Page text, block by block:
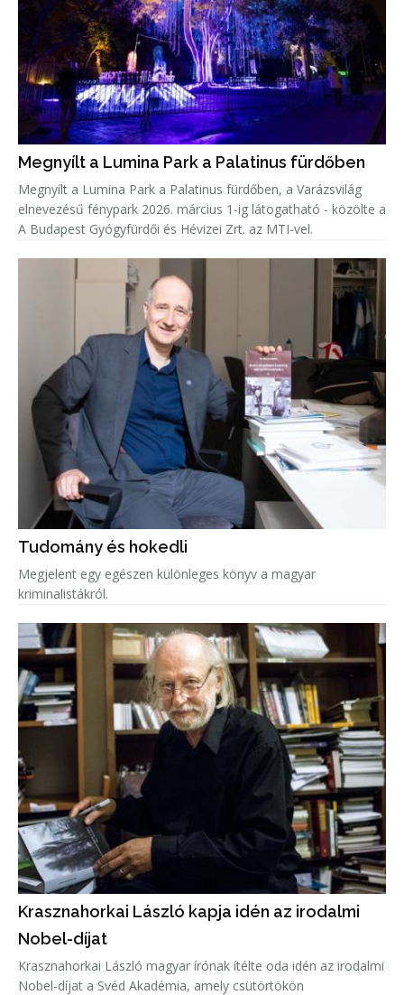
Megnyílt a Lumina Park a Palatinus fürdőben
Megnyílt a Lumina Park a Palatinus fürdőben, a Varázsvilág
elnevezésű fénypark 2026. március 1-ig látogatható - közölte a
A Budapest Gyógyfürdői és Hévizei Zrt. az MTI-vel.
Tudomány és hokedli
Megjelent egy egészen különleges könyv a magyar
kriminalistákról.
Krasznahorkai László kapja idén az irodalmi
Nobel-díjat
Krasznahorkai László magyar írónak ítélte oda idén az irodalmi
Nobel-díjat a Svéd Akadémia, amely csütörtökön